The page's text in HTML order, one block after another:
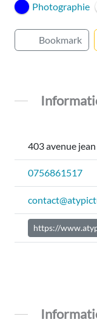
Photographie
Bookmark
403 avenue
0756861517
https://